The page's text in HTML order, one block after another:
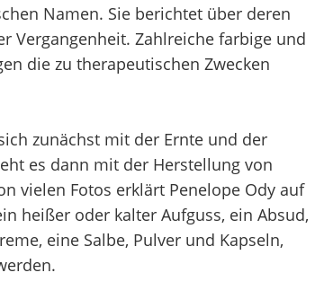
Namen. Sie berichtet über deren
Vergangenheit. Zahlreiche farbige und
die zu therapeutischen Zwecken
zunächst mit der Ernte und der
es dann mit der Herstellung von
vielen Fotos erklärt Penelope Ody auf
heißer oder kalter Aufguss, ein Absud,
eine Salbe, Pulver und Kapseln,